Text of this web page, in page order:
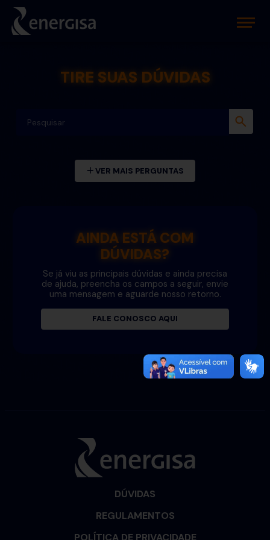
TIRE SUAS DÚVIDAS
VER MAIS PERGUNTAS
AINDA ESTÁ COM
DÚVIDAS?
Se já viu as principais dúvidas e ainda precisa
de ajuda, preencha os campos a seguir, envie
uma mensagem e aguarde nosso retorno.
FALE CONOSCO AQUI
DÚVIDAS
REGULAMENTOS